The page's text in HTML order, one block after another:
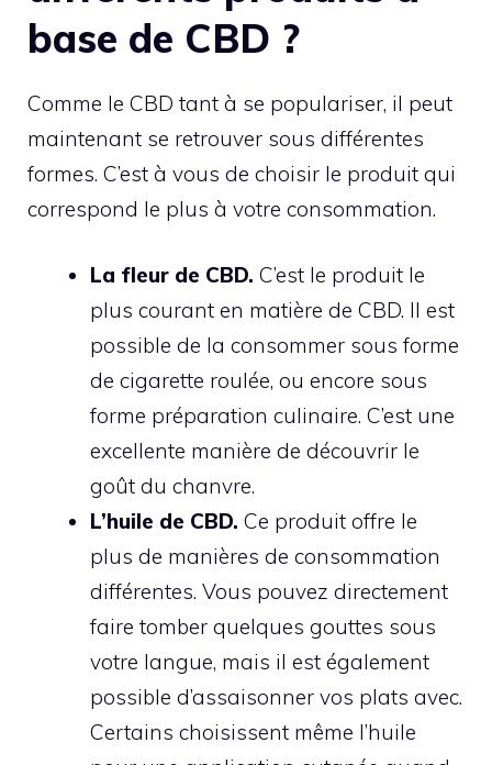
base de CBD ?
Comme le CBD tant à se populariser, il peut
maintenant se retrouver sous différentes
formes. C’est à vous de choisir le produit qui
correspond le plus à votre consommation.
La fleur de CBD. C’est le produit le
plus courant en matière de CBD. Il est
possible de la consommer sous forme
de cigarette roulée, ou encore sous
forme préparation culinaire. C’est une
excellente manière de découvrir le
goût du chanvre.
L’huile de CBD. Ce produit offre le
plus de manières de consommation
différentes. Vous pouvez directement
faire tomber quelques gouttes sous
votre langue, mais il est également
possible d’assaisonner vos plats avec.
Certains choisissent même l’huile